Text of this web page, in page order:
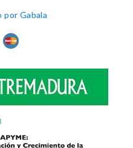
por Gabala